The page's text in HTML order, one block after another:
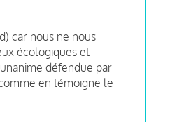
car nous ne nous
écologiques et
défendue par
en témoigne le